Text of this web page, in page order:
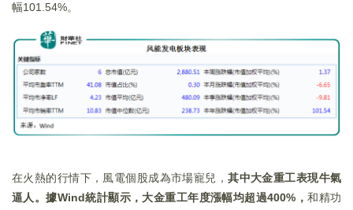
幅101.54%。
在火熱的行情下，風電個股成為市場寵兒，其中大金重工表現牛氣
逼人。據Wind統計顯示，大金重工年度漲幅均超過400%，和精功